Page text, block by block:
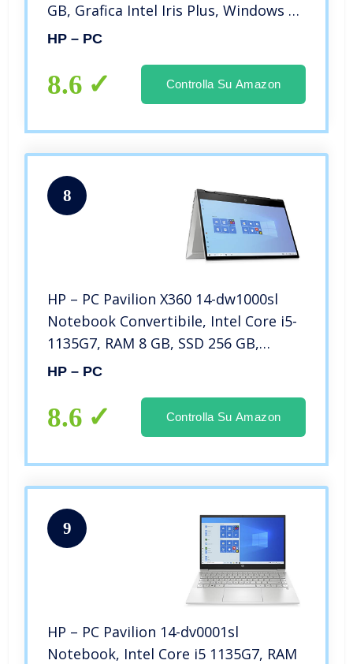
GB, Grafica Intel Iris Plus, Windows 10
Home, Schermo 15.6” FHD
Digitali, USB Type-C, Argento
HP – PC
8.6 Controlla Su Amazon
8
HP – PC Pavilion X360 14-dw1000sl
Notebook Convertibile, Intel Core i5-
1135G7, RAM 8 GB, SSD 256 GB,
Grafica Intel Iris Xe, Windows 10
Lettore Impronte Digitali, Argento
HP – PC
8.6 Controlla Su Amazon
9
HP – PC Pavilion 14-dv0001sl
Notebook, Intel Core i5 1135G7, RAM